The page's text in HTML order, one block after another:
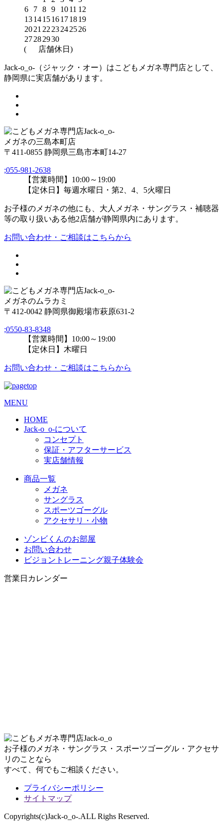
6
7 8 9 1011 12
13141516171819
2021 22 23242526
27282930
(
店舗休日)
Jack-o_o-（ジャック・オー）はこどもメガネ専門店として、
静岡県に実店舗があります。
メガネの三島本町店
〒411-0855 静岡県三島市本町14-27
;055-981-2638
【営業時間】10:00～19:00
【定休日】毎週水曜日・第2、4、5火曜日
お子様のメガネの他にも、大人メガネ・サングラス・補聴器
等の取り扱いある他2店舗が静岡県内にあります。
お問い合わせ・ご相談はこちらから
メガネのムラカミ
〒412-0042 静岡県御殿場市萩原631-2
;0550-83-8348
【営業時間】10:00～19:00
【定休日】木曜日
お問い合わせ・ご相談はこちらから
MENU
HOME
Jack-o_o-について
コンセプト
保証・アフターサービス
実店舗情報
商品一覧
メガネ
サングラス
スポーツゴーグル
アクセサリ・小物
ゾンビくんのお部屋
お問い合わせ
ビジョントレーニング親子体験会
営業日カレンダー
お子様のメガネ・サングラス・スポーツゴーグル・アクセサ
リのことなら
すべて、何でもご相談ください。
プライバシーポリシー
サイトマップ
Copyrights(c)Jack-o_o-.ALL Righs Reserved.